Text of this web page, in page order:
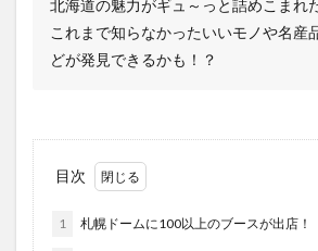
北海道の魅力がギュ～っと詰めこまれ
これまで知らなかったいいモノや名産
どが発見できるかも！？
目次
1 札幌ドームに100以上のブースが出店！